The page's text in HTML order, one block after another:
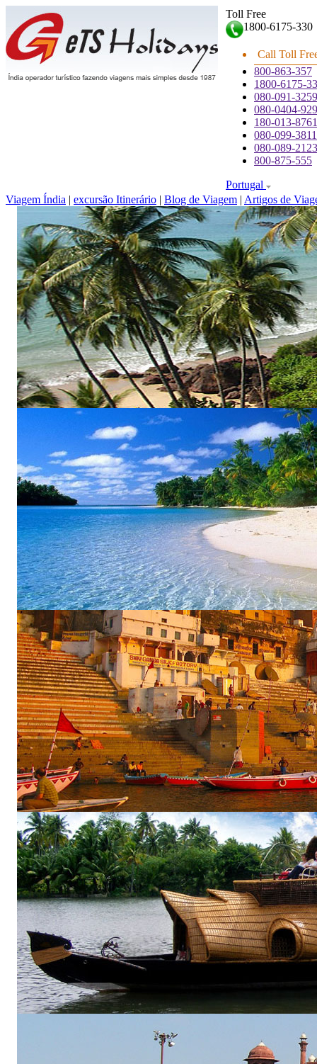
Toll Free
1800-6175-330
Call Toll
800-863-357
1800-6175-
080-091-3259
080-0404-
180-013-8761
080-099-3811
080-089-
800-875-555
Portugal
Viagem Índia | excursão Itinerário | Blog de Viagem | Artigos de